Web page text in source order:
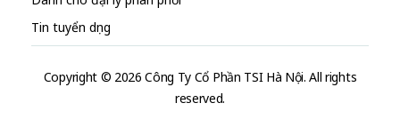
Tin tuyển dụng
Copyright © 2026 Công Ty Cổ Phần TSI Hà Nội. All rights
reserved.